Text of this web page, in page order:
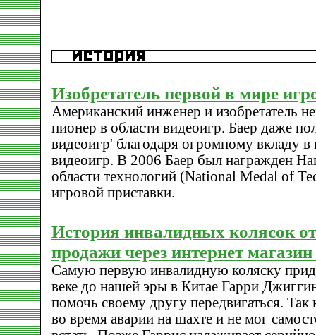
Изобретатель первой в мире
Американский инженер и изобретатель
пионер в области видеоигр. Баер даже
видеоигр' благодаря огромному вкладу
видеоигр. В 2006 Баер был награжден
области технологий (National Medal of
игровой приставки.
История инвалидных колясок
продажи через интернет
Самую первую инвалидную коляску
веке до нашей эры в Китае Гарри
помочь своему другу передвигаться. Так
во время аварии на шахте и не мог